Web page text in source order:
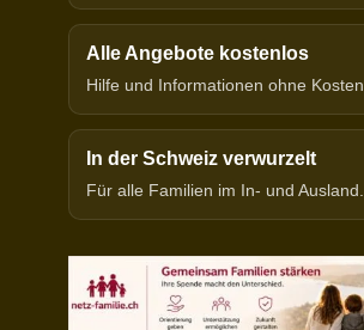
Alle Angebote kostenlos
Hilfe und Informationen ohne Kosten.
In der Schweiz verwurzelt
Für alle Familien im In- und Ausland.